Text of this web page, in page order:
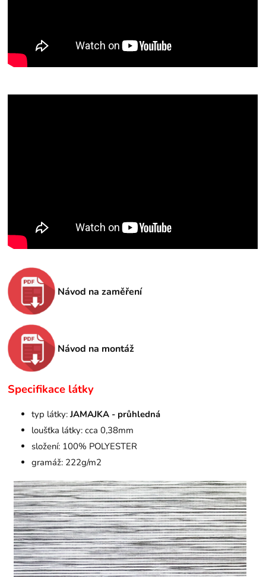
Návod na zaměření
Návod na montáž
Specifikace látky
typ látky:JAMAJKA - průhledná
loušťka látky: cca 0,38mm
složení: 100% POLYESTER
gramáž: 222g/m2